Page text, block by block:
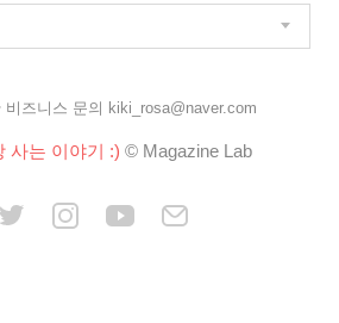
비즈니스 문의 kiki_rosa@naver.com
사는 이야기 :) © Magazine Lab